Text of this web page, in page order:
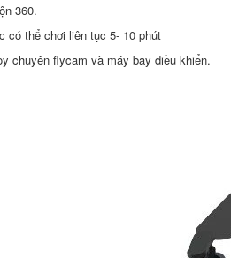
360.
có thể chơi liên tục 5- 10 phút
chuyên flycam và máy bay điều khiển.